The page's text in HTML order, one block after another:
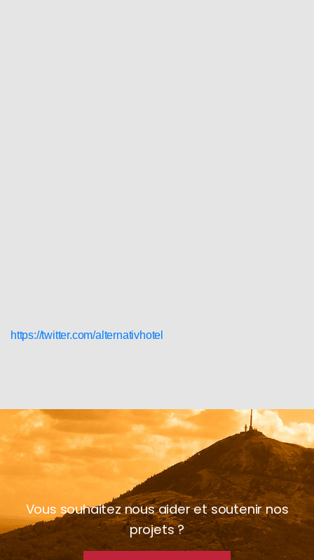
https://twitter.com/alternativhotel
Vous souhaitez nous aider et soutenir nos
projets ?